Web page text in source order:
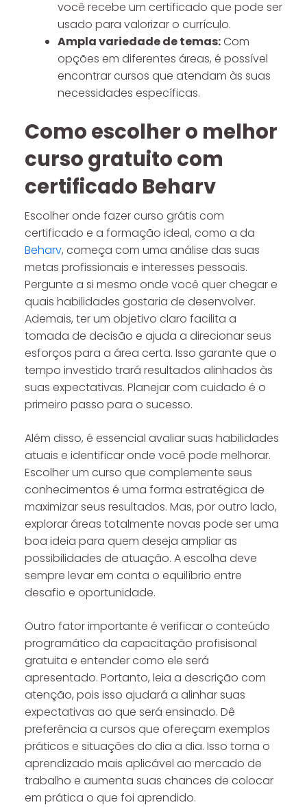
você recebe um certificado que pode ser
usado para valorizar o currículo.
Ampla variedade de temas:Com
opções em diferentes áreas, é possível
encontrar cursos que atendam às suas
necessidades específicas.
Como escolher o melhor
curso gratuito com
certificado Beharv
Escolher onde fazer curso grátis com
certificado e a formação ideal, como a da
Beharv, começa com uma análise das suas
metas profissionais e interesses pessoais.
Pergunte a si mesmo onde você quer chegar e
quais habilidades gostaria de desenvolver.
Ademais, ter um objetivo claro facilita a
tomada de decisão e ajuda a direcionar seus
esforços para a área certa. Isso garante que o
tempo investido trará resultados alinhados às
suas expectativas. Planejar com cuidado é o
primeiro passo para o sucesso.
Além disso, é essencial avaliar suas habilidades
atuais e identificar onde você pode melhorar.
Escolher um curso que complemente seus
conhecimentos é uma forma estratégica de
maximizar seus resultados. Mas, por outro lado,
explorar áreas totalmente novas pode ser uma
boa ideia para quem deseja ampliar as
possibilidades de atuação. A escolha deve
sempre levar em conta o equilíbrio entre
desafio e oportunidade.
Outro fator importante é verificar o conteúdo
programático da capacitação profisisonal
gratuita e entender como ele será
apresentado. Portanto, leia a descrição com
atenção, pois isso ajudará a alinhar suas
expectativas ao que será ensinado. Dê
preferência a cursos que ofereçam exemplos
práticos e situações do dia a dia. Isso torna o
aprendizado mais aplicável ao mercado de
trabalho e aumenta suas chances de colocar
em prática o que foi aprendido.